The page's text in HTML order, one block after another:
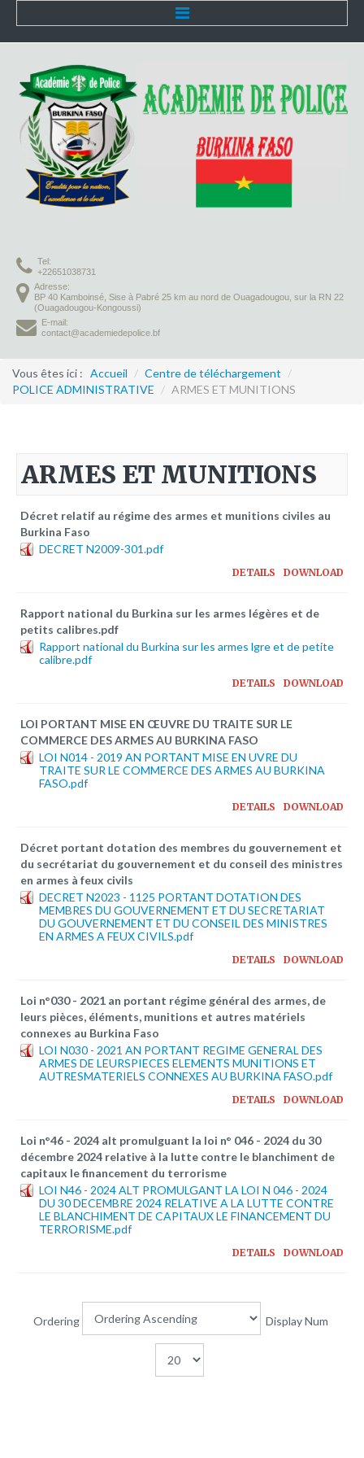
Accueil
L'Académie
Présentation
Organisation
Infrastructures
Vie à l'Académie
Missions
Formation continue
Activités
Avec la Fondation Hanns Seidel
Activités Hanns Seidel
Activités
Publications à télécharger
Plateforme pédagogique
Bibliothèque en ligne
Centre de téléchargement
logo
Tel:
+22651038731
Adresse:
BP 40 Kamboinsé, Sise à Pabré 25 km au nord de Ouagadougou, sur la RN 22
(Ouagadougou-Kongoussi)
E-mail:
contact@academiedepolice.bf
Vous êtes ici : Accueil / Centre de téléchargement /
POLICE ADMINISTRATIVE / ARMES ET MUNITIONS
ARMES ET MUNITIONS
Décret relatif au régime des armes et munitions civiles au
Burkina Faso
DECRET N2009-301.pdf
DOWNLOAD
DETAILS
Rapport national du Burkina sur les armes légères et de
petits calibres.pdf
Rapport national du Burkina sur les armes lgre et de petite
calibre.pdf
DOWNLOAD
DETAILS
LOI PORTANT MISE EN ŒUVRE DU TRAITE SUR LE
COMMERCE DES ARMES AU BURKINA FASO
LOI N014 - 2019 AN PORTANT MISE EN UVRE DU
TRAITE SUR LE COMMERCE DES ARMES AU BURKINA
FASO.pdf
DOWNLOAD
DETAILS
Décret portant dotation des membres du gouvernement et
du secrétariat du gouvernement et du conseil des ministres
en armes à feux civils
DECRET N2023 - 1125 PORTANT DOTATION DES
MEMBRES DU GOUVERNEMENT ET DU SECRETARIAT
DU GOUVERNEMENT ET DU CONSEIL DES MINISTRES
EN ARMES A FEUX CIVILS.pdf
DOWNLOAD
DETAILS
Loi n°030 - 2021 an portant régime général des armes, de
leurs pièces, éléments, munitions et autres matériels
connexes au Burkina Faso
LOI N030 - 2021 AN PORTANT REGIME GENERAL DES
ARMES DE LEURSPIECES ELEMENTS MUNITIONS ET
AUTRESMATERIELS CONNEXES AU BURKINA FASO.pdf
DOWNLOAD
DETAILS
Loi n°46 - 2024 alt promulguant la loi n° 046 - 2024 du 30
décembre 2024 relative à la lutte contre le blanchiment de
capitaux le financement du terrorisme
LOI N46 - 2024 ALT PROMULGANT LA LOI N 046 - 2024
DU 30 DECEMBRE 2024 RELATIVE A LA LUTTE CONTRE
LE BLANCHIMENT DE CAPITAUX LE FINANCEMENT DU
TERRORISME.pdf
DOWNLOAD
DETAILS
Ordering Display Num